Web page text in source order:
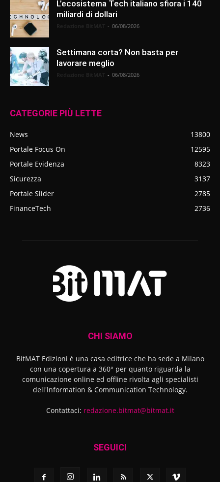
L’ecosistema Tech italiano sfiora i 140
miliardi di dollari
- 06/08/2026
Settimana corta? Non basta per
lavorare meglio
- 06/08/2026
CATEGORIE PIÙ LETTE
News
13800
Portale Focus On
12595
Portale Evidenza
8323
Sicurezza
3137
Portale Slider
2785
FinanceTech
2736
CHI SIAMO
BitMAT Edizioni è una casa editrice che ha sede a Milano
con una copertura a 360° per quanto riguarda la
comunicazione online ed offline rivolta agli specialisti
dell'lnformation & Communication Technology.
Contattaci: redazione.bitmat@bitmat.it
SEGUICI